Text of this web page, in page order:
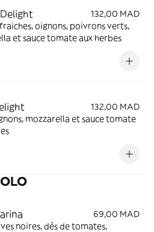
132,00 MAD
oignons, poivrons verts,
et sauce tomate aux herbes
132,00 MAD
mozzarella et sauce tomate
69,00 MAD
noires, dès de tomates,